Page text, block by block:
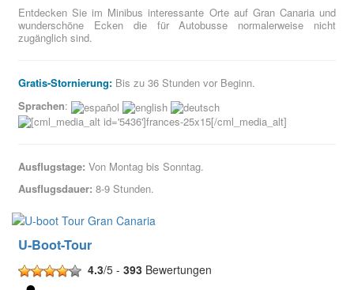
Entdecken Sie im Minibus interessante Orte auf Gran Canaria und
wunderschöne Ecken die für Autobusse normalerweise nicht
zugänglich sind.
Gratis-Stornierung: Bis zu 36 Stunden vor Beginn.
Sprachen:
Ausflugstage: Von Montag bis Sonntag.
Ausflugsdauer: 8-9 Stunden.
U-Boot-Tour
4.3/5 -393 Bewertungen